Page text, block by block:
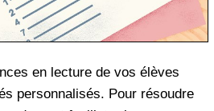
en lecture de vos élèves
personnalisés. Pour résoudre